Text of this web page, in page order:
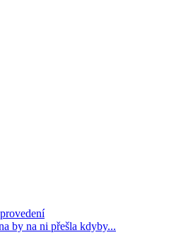
by na ni přešla kdyby...